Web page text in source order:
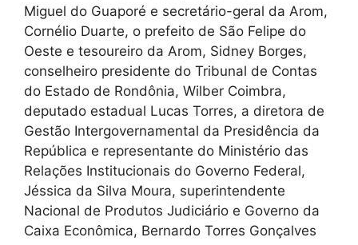
Miguel do Guaporé e secretário-geral da Arom,
Cornélio Duarte, o prefeito de São Felipe do
Oeste e tesoureiro da Arom, Sidney Borges,
conselheiro presidente do Tribunal de Contas
do Estado de Rondônia, Wilber Coimbra,
deputado estadual Lucas Torres, a diretora de
Gestão Intergovernamental da Presidência da
República e representante do Ministério das
Relações Institucionais do Governo Federal,
Jéssica da Silva Moura, superintendente
Nacional de Produtos Judiciário e Governo da
Caixa Econômica, Bernardo Torres Gonçalves